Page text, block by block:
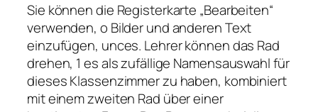
Sie können die Registerkarte „Bearbeiten“
verwenden, o Bilder und anderen Text
einzufügen, unces. Lehrer können das Rad
drehen, 1 es als zufällige Namensauswahl für
dieses Klassenzimmer zu haben, kombiniert
mit einem zweiten Rad über einer